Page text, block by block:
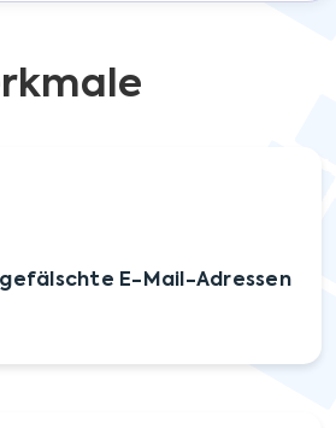
E-Mail-Adressen